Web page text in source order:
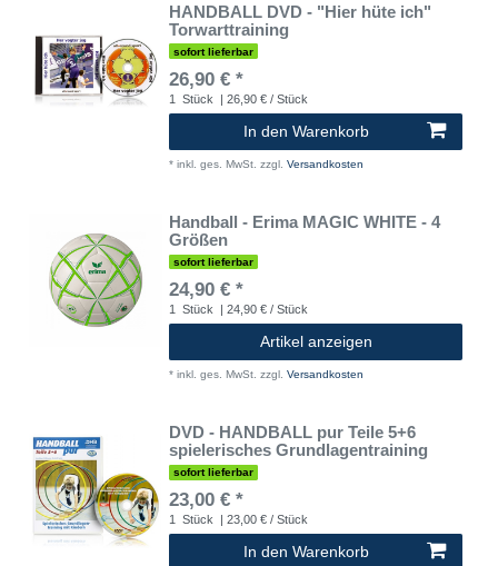
HANDBALL DVD - "Hier hüte ich"
Torwarttraining
sofort lieferbar
26,90 € *
1 Stück | 26,90 € / Stück
In den Warenkorb
* inkl. ges. MwSt. zzgl. Versandkosten
Handball - Erima MAGIC WHITE - 4
Größen
sofort lieferbar
24,90 € *
1 Stück | 24,90 € / Stück
Artikel anzeigen
* inkl. ges. MwSt. zzgl. Versandkosten
DVD - HANDBALL pur Teile 5+6
spielerisches Grundlagentraining
sofort lieferbar
23,00 € *
1 Stück | 23,00 € / Stück
In den Warenkorb